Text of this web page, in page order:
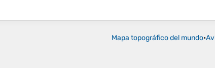
Mapa topográfico del mundo•